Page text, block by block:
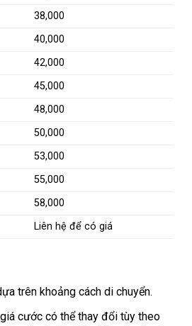
38,000
40,000
42,000
45,000
48,000
50,000
53,000
55,000
58,000
Liên hệ để có giá
trên khoảng cách di chuyển.
cước có thể thay đổi tùy theo